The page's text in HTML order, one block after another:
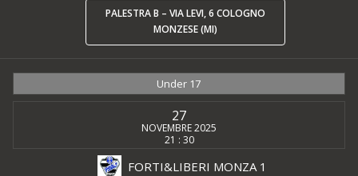
PALESTRA B – VIA LEVI, 6 COLOGNO
MONZESE (MI)
Under 17
27
NOVEMBRE 2025
21 : 30
FORTI&LIBERI MONZA 1